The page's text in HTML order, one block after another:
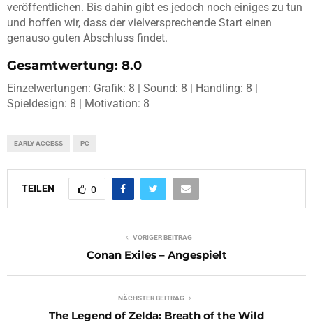
veröffentlichen. Bis dahin gibt es jedoch noch einiges zu tun
und hoffen wir, dass der vielversprechende Start einen
genauso guten Abschluss findet.
Gesamtwertung: 8.0
Einzelwertungen: Grafik: 8 | Sound: 8 | Handling: 8 |
Spieldesign: 8 | Motivation: 8
EARLY ACCESS PC
TEILEN 0
VORIGER BEITRAG
Conan Exiles – Angespielt
NÄCHSTER BEITRAG
The Legend of Zelda: Breath of the Wild